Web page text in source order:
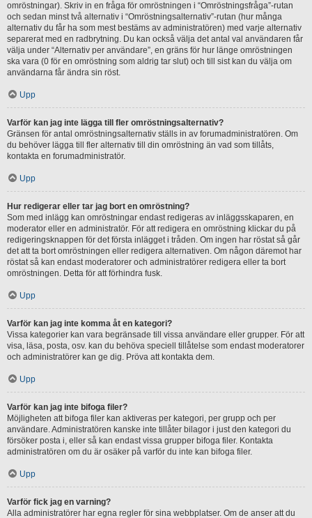
omröstningar). Skriv in en fråga för omröstningen i “Omröstningsfråga”-rutan
och sedan minst två alternativ i “Omröstningsalternativ”-rutan (hur många
alternativ du får ha som mest bestäms av administratören) med varje alternativ
separerat med en radbrytning. Du kan också välja det antal val användaren får
välja under “Alternativ per användare”, en gräns för hur länge omröstningen
ska vara (0 för en omröstning som aldrig tar slut) och till sist kan du välja om
användarna får ändra sin röst.
Upp
Varför kan jag inte lägga till fler omröstningsalternativ?
Gränsen för antal omröstningsalternativ ställs in av forumadministratören. Om
du behöver lägga till fler alternativ till din omröstning än vad som tillåts,
kontakta en forumadministratör.
Upp
Hur redigerar eller tar jag bort en omröstning?
Som med inlägg kan omröstningar endast redigeras av inläggsskaparen, en
moderator eller en administratör. För att redigera en omröstning klickar du på
redigeringsknappen för det första inlägget i tråden. Om ingen har röstat så går
det att ta bort omröstningen eller redigera alternativen. Om någon däremot har
röstat så kan endast moderatorer och administratörer redigera eller ta bort
omröstningen. Detta för att förhindra fusk.
Upp
Varför kan jag inte komma åt en kategori?
Vissa kategorier kan vara begränsade till vissa användare eller grupper. För att
visa, läsa, posta, osv. kan du behöva speciell tillåtelse som endast moderatorer
och administratörer kan ge dig. Pröva att kontakta dem.
Upp
Varför kan jag inte bifoga filer?
Möjligheten att bifoga filer kan aktiveras per kategori, per grupp och per
användare. Administratören kanske inte tillåter bilagor i just den kategori du
försöker posta i, eller så kan endast vissa grupper bifoga filer. Kontakta
administratören om du är osäker på varför du inte kan bifoga filer.
Upp
Varför fick jag en varning?
Alla administratörer har egna regler för sina webbplatser. Om de anser att du